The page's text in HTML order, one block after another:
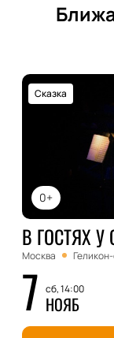
0+
Сказка
В ГОСТЯХ
Москва
7 сб, 14:00
НОЯБ